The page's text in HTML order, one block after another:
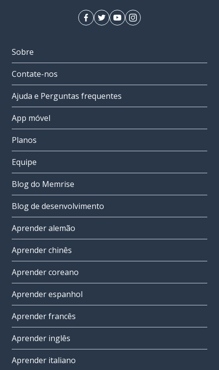
Sobre
Contate-nos
Ajuda e Perguntas frequentes
App móvel
Planos
Equipe
Blog do Memrise
Blog de desenvolvimento
Aprender alemão
Aprender chinês
Aprender coreano
Aprender espanhol
Aprender francês
Aprender inglês
Aprender italiano